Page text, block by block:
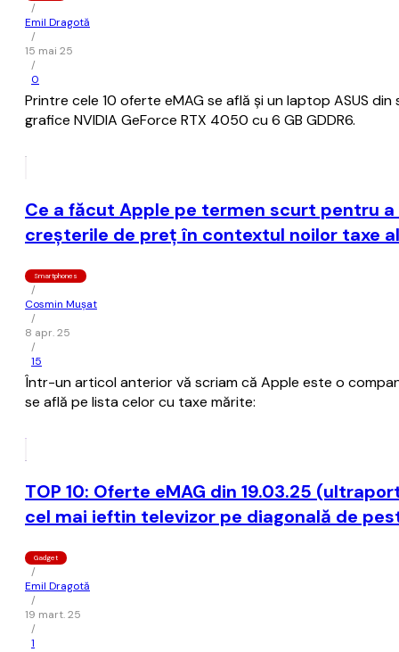
/
Emil Dragotă
/
15 mai 25
/
0
Printre cele 10 oferte eMAG se află și un laptop ASUS
grafice NVIDIA GeForce RTX 4050 cu 6 GB GDDR6.
Ce a făcut Apple pe termen scurt pentru
creşterile de preţ în contextul noilor taxe
Smartphones
/
Cosmin Mușat
/
8 apr. 25
/
15
Într-un articol anterior vă scriam că Apple este o
se află pe lista celor cu taxe mărite:
TOP 10: Oferte eMAG din 19.03.25
cel mai ieftin televizor pe diagonală de
Gadget
/
Emil Dragotă
/
19 mart. 25
/
1